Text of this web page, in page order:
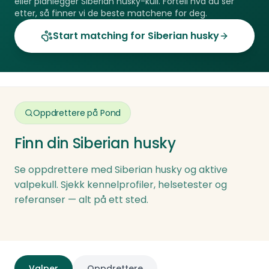
etter, så finner vi de beste matchene for deg.
Start matching for Siberian husky
Oppdrettere på Pond
Finn din Siberian husky
Se oppdrettere medSiberian huskyog aktive
valpekull. Sjekk kennelprofiler, helsetester og
referanser — alt på ett sted.
Siberian husky